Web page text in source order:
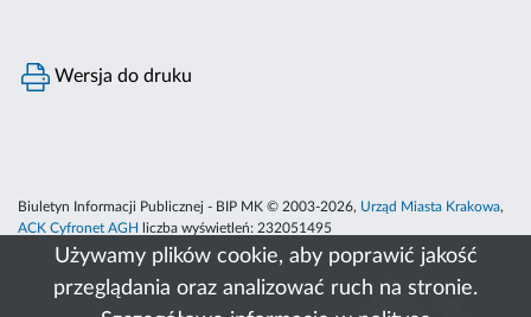
Używamy plików cookie, aby poprawić jakość
przeglądania oraz analizować ruch na stronie.
Wersja do druku
Biuletyn Informacji Publicznej - BIP MK © 2003-2026, Urząd Miasta Krakowa,
ACK Cyfronet AGH
liczba wyświetleń: 232051495